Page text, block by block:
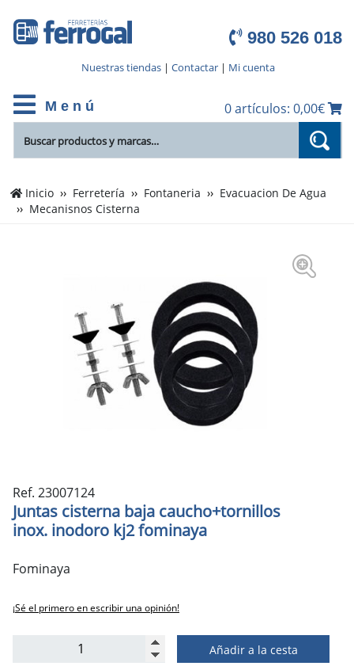
980 526 018
Nuestras tiendas| Contactar| Mi cuenta
M e n ú 0 artículos: 0,00€
Inicio Ferretería Fontaneria
Evacuacion De Agua
Mecanisnos Cisterna
Ref. 23007124
Juntas cisterna baja caucho+tornillos
inox. inodoro kj2 fominaya
Fominaya
¡Sé el primero en escribir una opinión!
Añadir a la cesta